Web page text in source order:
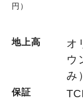
円）
地上高
オ
ウ
み）
保証